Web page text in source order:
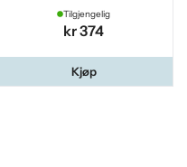
Tilgjengelig
kr 374
Kjøp